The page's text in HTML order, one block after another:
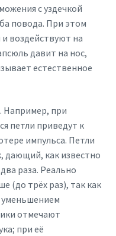
с уздечкой
повода. При этом
воздействуют на
давит на нос,
естественное
Например, при
петли приведут к
импульса. Петли
дающий, как известно
раза. Реально
(до трёх раз), так как
уменьшением
отмечают
при её